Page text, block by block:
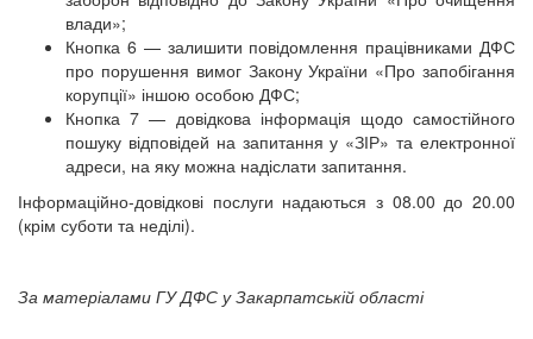
влади»;
Кнопка 6 — залишити повідомлення працівниками ДФС
про порушення вимог Закону України «Про запобігання
корупції» іншою особою ДФС;
Кнопка 7 — довідкова інформація щодо самостійного
пошуку відповідей на запитання у «ЗІР» та електронної
адреси, на яку можна надіслати запитання.
Інформаційно-довідкові послуги надаються з 08.00 до 20.00
(крім суботи та неділі).
За матеріалами ГУ ДФС у Закарпатській області